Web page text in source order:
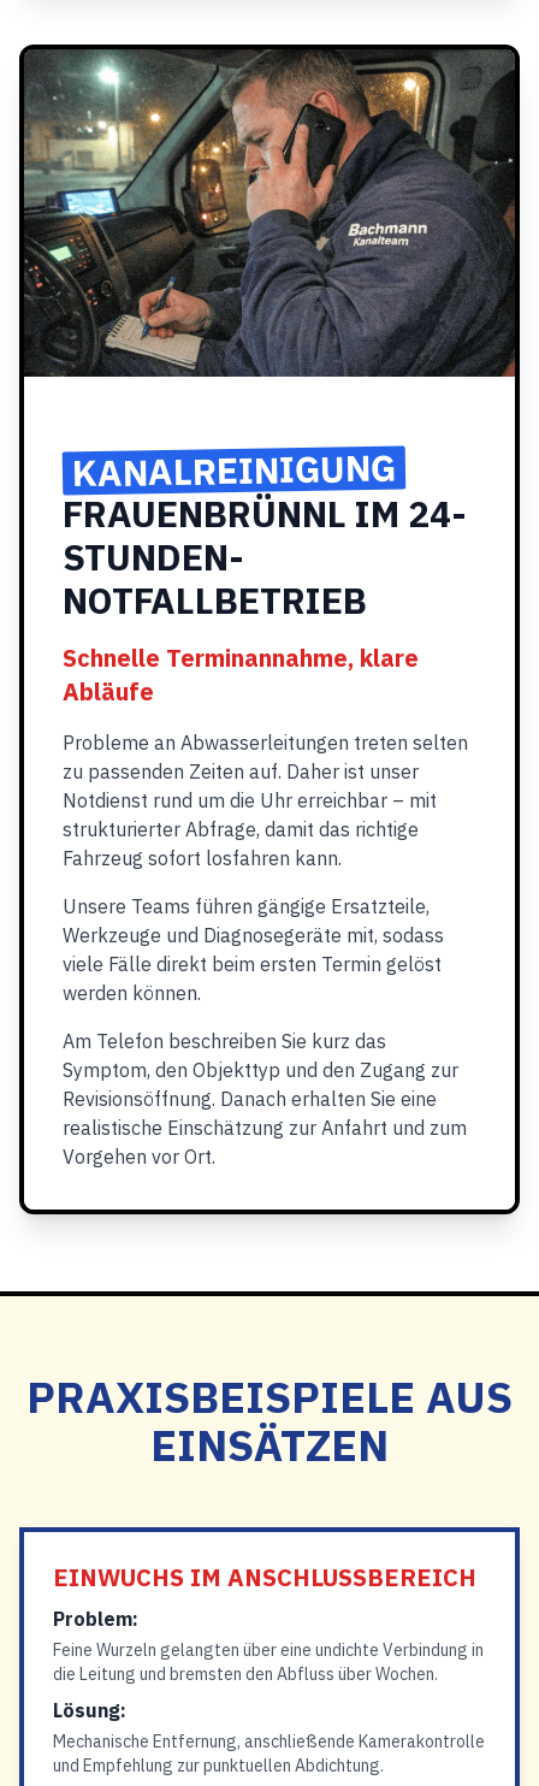
KANALREINIGUNG
FRAUENBRÜNNL IM 24-
STUNDEN-
NOTFALLBETRIEB
Schnelle Terminannahme, klare
Abläufe
Probleme an Abwasserleitungen treten selten
zu passenden Zeiten auf. Daher ist unser
Notdienst rund um die Uhr erreichbar – mit
strukturierter Abfrage, damit das richtige
Fahrzeug sofort losfahren kann.
Unsere Teams führen gängige Ersatzteile,
Werkzeuge und Diagnosegeräte mit, sodass
viele Fälle direkt beim ersten Termin gelöst
werden können.
Am Telefon beschreiben Sie kurz das
Symptom, den Objekttyp und den Zugang zur
Revisionsöffnung. Danach erhalten Sie eine
realistische Einschätzung zur Anfahrt und zum
Vorgehen vor Ort.
PRAXISBEISPIELE AUS
EINSÄTZEN
EINWUCHS IM ANSCHLUSSBEREICH
Problem:
Feine Wurzeln gelangten über eine undichte Verbindung in
die Leitung und bremsten den Abfluss über Wochen.
Lösung:
Mechanische Entfernung, anschließende Kamerakontrolle
und Empfehlung zur punktuellen Abdichtung.